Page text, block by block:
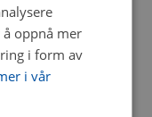
oppnå mer
i form av
i vår